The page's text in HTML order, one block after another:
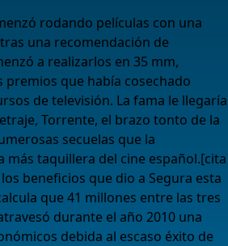
rodando películas con una
una recomendación de
a realizarlos en 35 mm,
que había cosechado
de televisión. La fama le llegaría
Torrente, el brazo tonto de la
secuelas que la
más taquillera del cine español.[cita
beneficios que dio a Segura esta
que 41 millones entre las tres
durante el año 2010 una
debida al escaso éxito de